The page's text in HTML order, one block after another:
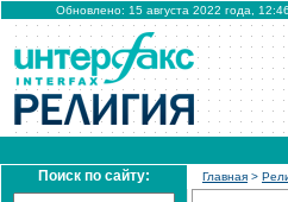
Обновлено: 15 августа 2022 года,
Поиск по сайту: Главная >